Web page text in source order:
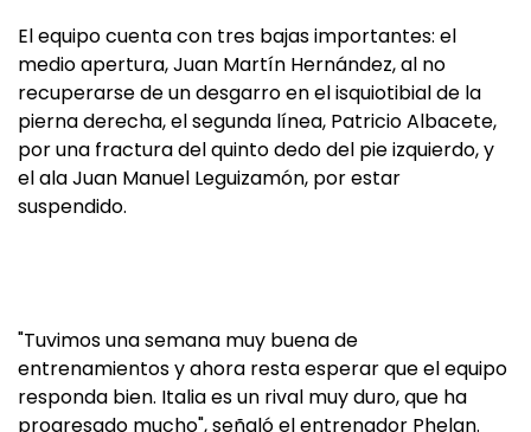
El equipo cuenta con tres bajas importantes: el
medio apertura, Juan Martín Hernández, al no
recuperarse de un desgarro en el isquiotibial de la
pierna derecha, el segunda línea, Patricio Albacete,
por una fractura del quinto dedo del pie izquierdo, y
el ala Juan Manuel Leguizamón, por estar
suspendido.
"Tuvimos una semana muy buena de
entrenamientos y ahora resta esperar que el equipo
responda bien. Italia es un rival muy duro, que ha
progresado mucho", señaló el entrenador Phelan.